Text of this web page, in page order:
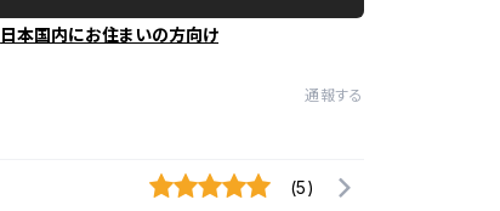
日本国内にお住まいの方向け
通報する
(5)